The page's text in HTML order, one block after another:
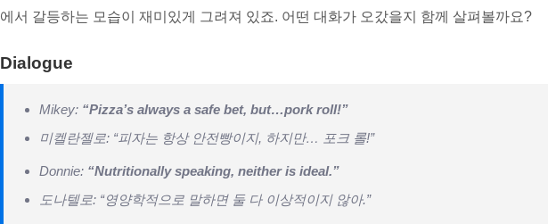
에서 갈등하는 모습이 재미있게 그려져 있죠. 어떤 대화가 오갔을지 함께 살펴볼까요?
Dialogue
Mikey: “Pizza’s always a safe bet, but…pork roll!”
미켈란젤로: “피자는 항상 안전빵이지, 하지만… 포크 롤!”
Donnie: “Nutritionally speaking, neither is ideal.”
도나텔로: “영양학적으로 말하면 둘 다 이상적이지 않아.”